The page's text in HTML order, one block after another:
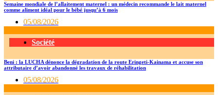
Semaine mondiale de l’allaitement maternel : un médecin recommande le lait maternel
comme aliment idéal pour le bébé jusqu’à 6 mois
05/08/2026
Société
Beni : la LUCHA dénonce la dégradation de la route Eringeti-Kainama et accuse son
attributaire d’avoir abandonné les travaux de réhabilitation
05/08/2026